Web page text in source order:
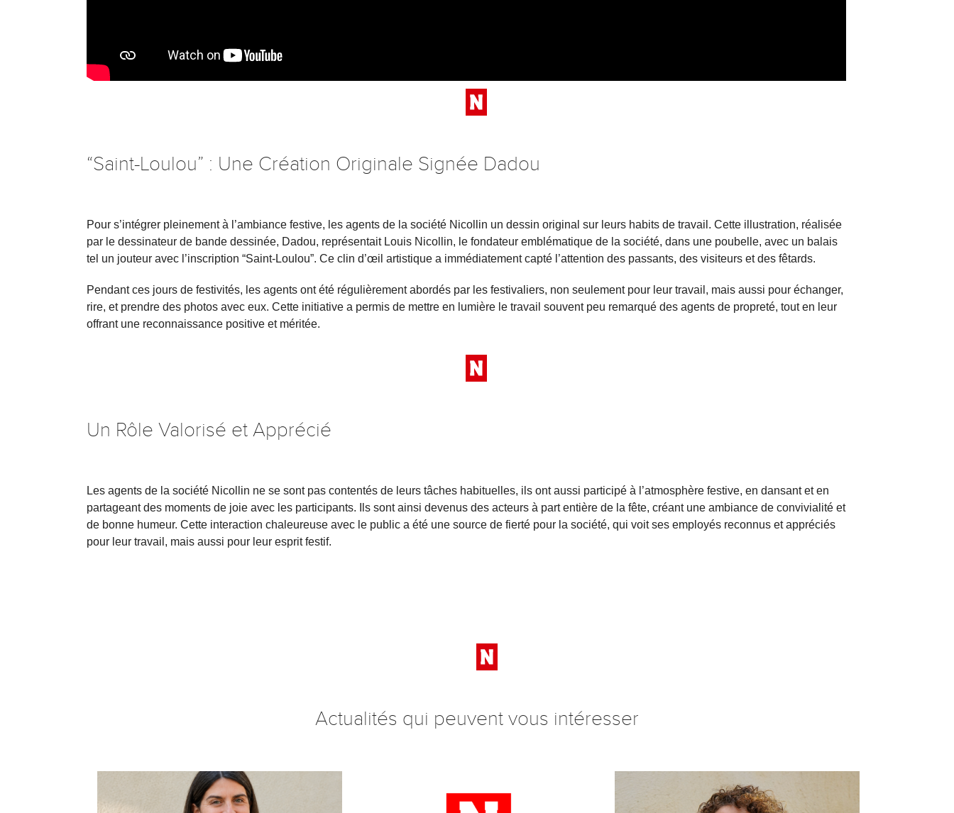
“Saint-Loulou” : Une Création Originale Signée Dadou
Pour s’intégrer pleinement à l’ambiance festive, les agents de la société Nicollin un dessin original sur leurs habits de travail. Cette illustration, réalisée
par le dessinateur de bande dessinée, Dadou, représentait Louis Nicollin, le fondateur emblématique de la société, dans une poubelle, avec un balais
tel un jouteur avec l’inscription “Saint-Loulou”. Ce clin d’œil artistique a immédiatement capté l’attention des passants, des visiteurs et des fêtards.
Pendant ces jours de festivités, les agents ont été régulièrement abordés par les festivaliers, non seulement pour leur travail, mais aussi pour échanger,
rire, et prendre des photos avec eux. Cette initiative a permis de mettre en lumière le travail souvent peu remarqué des agents de propreté, tout en leur
offrant une reconnaissance positive et méritée.
Un Rôle Valorisé et Apprécié
Les agents de la société Nicollin ne se sont pas contentés de leurs tâches habituelles, ils ont aussi participé à l’atmosphère festive, en dansant et en
partageant des moments de joie avec les participants. Ils sont ainsi devenus des acteurs à part entière de la fête, créant une ambiance de convivialité et
de bonne humeur. Cette interaction chaleureuse avec le public a été une source de fierté pour la société, qui voit ses employés reconnus et appréciés
pour leur travail, mais aussi pour leur esprit festif.
Actualités qui peuvent vous intéresser